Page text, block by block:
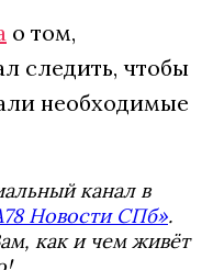
о том,
следить, чтобы
необходимые
канал в
Новости СПб».
как и чем живёт